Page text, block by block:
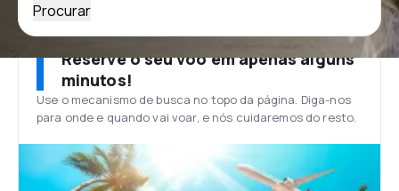
Procurar
Reserve o seu voo em apenas alguns
minutos!
Use o mecanismo de busca no topo da página. Diga-nos
para onde e quando vai voar, e nós cuidaremos do resto.